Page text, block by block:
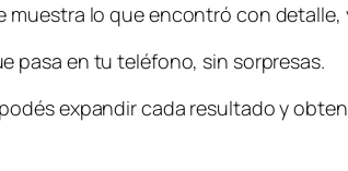
lo que encontró con
pasa en tu teléfono, sin sorpresas.
expandir cada resultado y